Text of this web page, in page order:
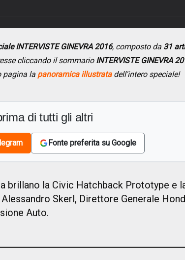
INTERVISTE GINEVRA 2016, composto da 31
cliccando il sommario INTERVISTE GINEVRA
pagina la panoramica illustratadell'intero speciale!
di tutti gli altri
Fonte preferita su Google
brillano la Civic Hatchback Prototype e
Alessandro Skerl, Direttore Generale
Auto.